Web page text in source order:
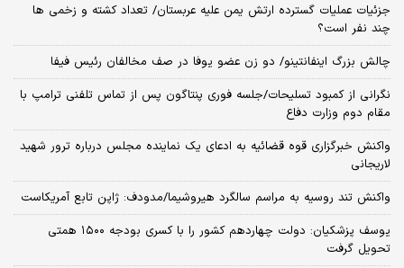
جزئیات عملیات گسترده ارتش یمن علیه عربستان/ تعداد کشته و زخمی ها
چند نفر است؟
چالش بزرگ اینفانتینو/ دو زن عضو یوفا در صف مخالفان رئیس فیفا
نگرانی از کمبود تسلیحات/جلسه فوری پنتاگون پس از تماس تلفنی ترامپ با
مقام دوم وزارت دفاع
واکنش خبرگزاری قوه قضائیه به ادعای یک نماینده مجلس درباره ترور شهید
لاریجانی
واکنش تند روسیه به مراسم سالگرد هیروشیما/مدودف: ژاپن تابع آمریکاست
یوسف پزشکیان: دولت چهاردهم کشور را با کسری بودجه ۱۵۰۰ همتی
تحویل گرفت